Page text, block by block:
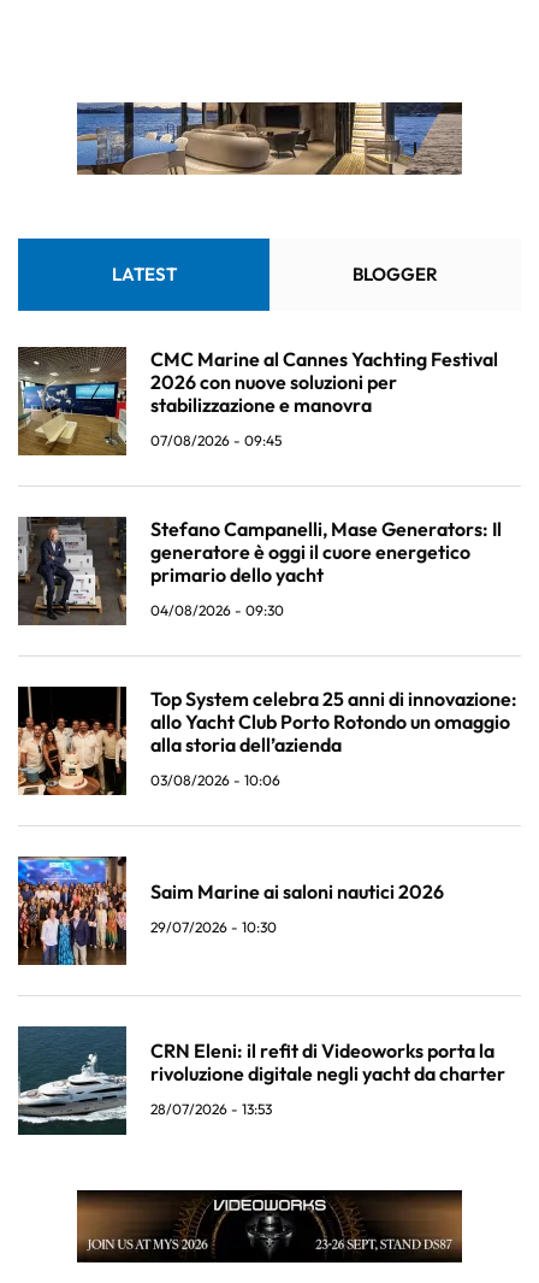
LATEST BLOGGER
CMC Marine al Cannes Yachting Festival
2026 con nuove soluzioni per
stabilizzazione e manovra
07/08/2026 - 09:45
Stefano Campanelli, Mase Generators: Il
generatore è oggi il cuore energetico
primario dello yacht
04/08/2026 - 09:30
Top System celebra 25 anni di innovazione:
allo Yacht Club Porto Rotondo un omaggio
alla storia dell’azienda
03/08/2026 - 10:06
Saim Marine ai saloni nautici 2026
29/07/2026 - 10:30
CRN Eleni: il refit di Videoworks porta la
rivoluzione digitale negli yacht da charter
28/07/2026 - 13:53